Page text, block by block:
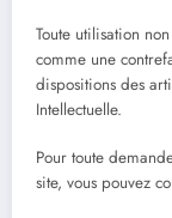
Toute utilisation
comme une
dispositions des
Intellectuelle.
Pour toute
site, vous pouvez